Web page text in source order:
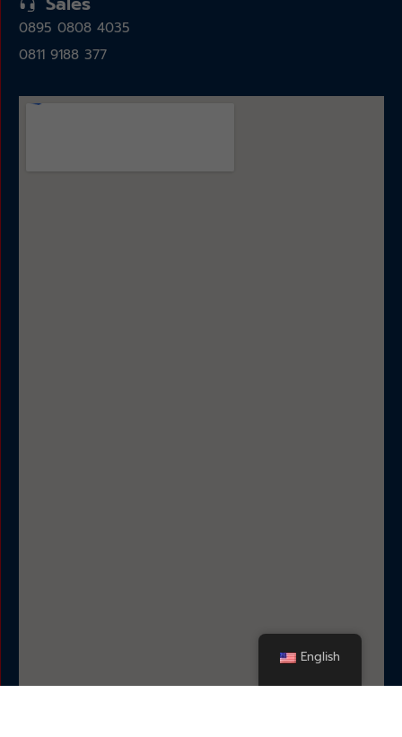
0895 0808 4035
0811 9188 377
English